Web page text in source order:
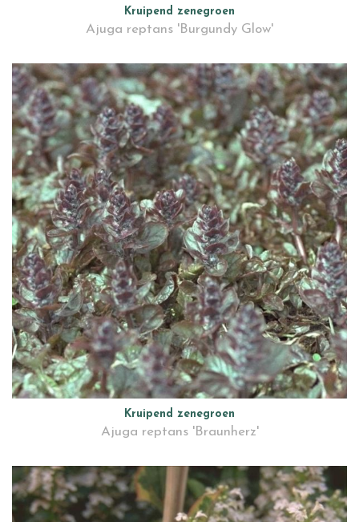
Kruipend zenegroen
Ajuga reptans 'Burgundy Glow'
Kruipend zenegroen
Ajuga reptans 'Braunherz'